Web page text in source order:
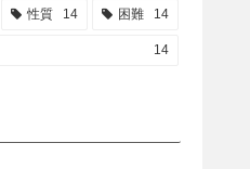
性質 14 困難 14
14